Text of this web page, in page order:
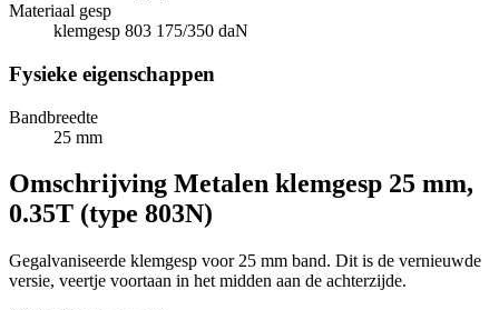
Materiaal gesp
klemgesp 803 175/350 daN
Fysieke eigenschappen
Bandbreedte
25 mm
Omschrijving Metalen klemgesp 25 mm,
0.35T (type 803N)
Gegalvaniseerde klemgesp voor 25 mm band. Dit is de vernieuwde
versie, veertje voortaan in het midden aan de achterzijde.